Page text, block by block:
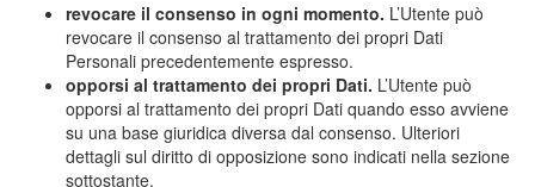
revocare il consenso in ogni momento. L’Utente può
revocare il consenso al trattamento dei propri Dati
Personali precedentemente espresso.
opporsi al trattamento dei propri Dati. L’Utente può
opporsi al trattamento dei propri Dati quando esso avviene
su una base giuridica diversa dal consenso. Ulteriori
dettagli sul diritto di opposizione sono indicati nella sezione
sottostante.